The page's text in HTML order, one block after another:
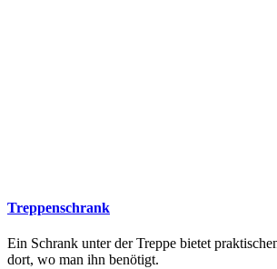
Treppenschrank
Ein Schrank unter der Treppe bietet
dort, wo man ihn benötigt.